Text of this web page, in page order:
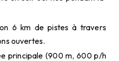
6 km de pistes à travers
ouvertes.
principale (900 m, 600 p/h